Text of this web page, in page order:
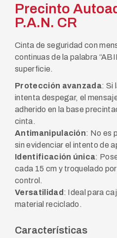
Precinto
P.A.N. CR
Cinta de seguridad con
continuas de la palabra
superficie.
Protección avanzada: Si
intenta despegar, el
adherido en la base
cinta.
Antimanipulación: No es
sin evidenciar el intento de
Identificación única:
cada 15 cm y troquelado
control.
Versatilidad : Ideal para
material reciclado.
Características